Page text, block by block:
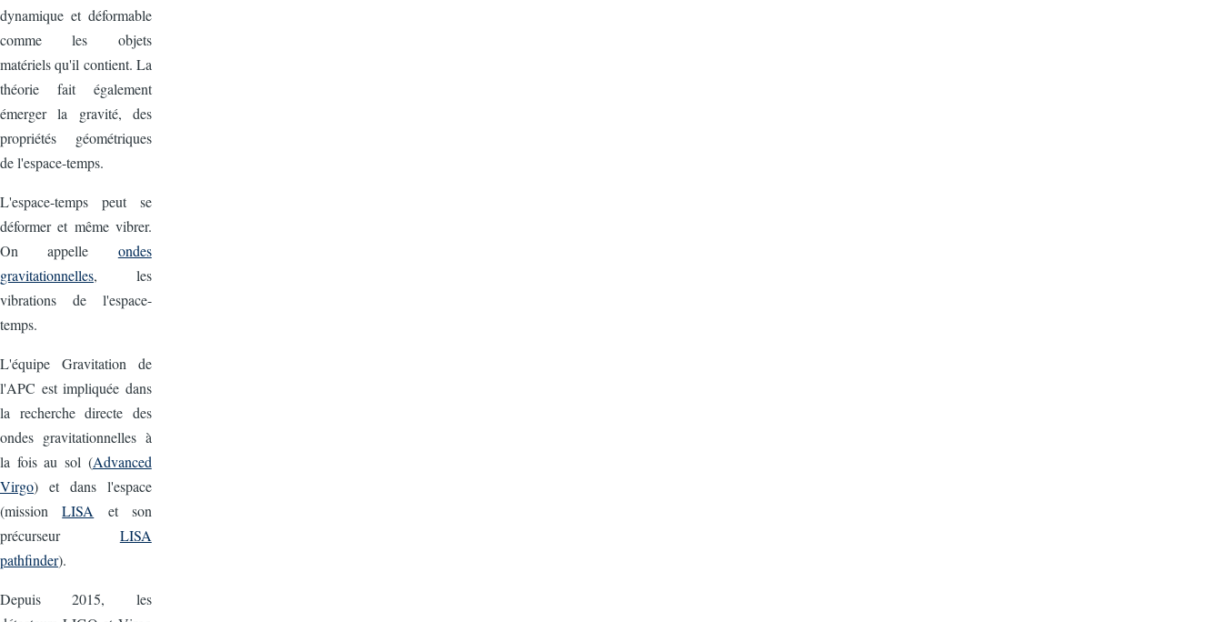
dynamique et déformable
comme les objets
matériels qu'il contient. La
théorie fait également
émerger la gravité, des
propriétés géométriques
de l'espace-temps.
L'espace-temps peut se
déformer et même vibrer.
On appelle ondes
gravitationnelles, les
vibrations de l'espace-
temps.
L'équipe Gravitation de
l'APC est impliquée dans
la recherche directe des
ondes gravitationnelles à
la fois au sol (Advanced
Virgo) et dans l'espace
(missionLISA
et son
précurseur LISA
pathfinder).
Depuis 2015, les